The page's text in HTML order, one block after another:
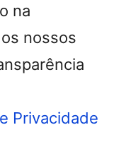
na
nossos
Privacidade